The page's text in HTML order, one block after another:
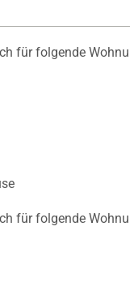
für folgende
für folgende